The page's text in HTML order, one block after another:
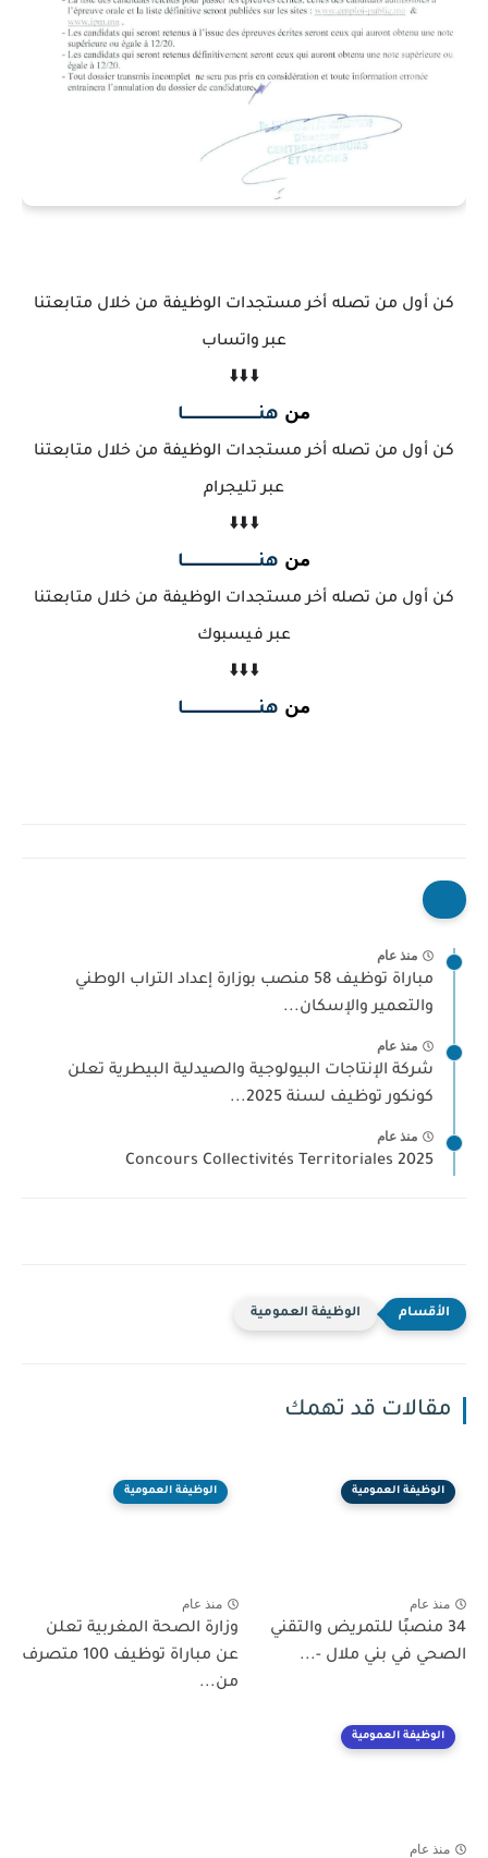
كن أول من تصله أخر مستجدات الوظيفة من خلال متابعتنا
عبر واتساب
⬇️⬇️⬇️
من هنــــــــــــــــــــــــــــــــــا
كن أول من تصله أخر مستجدات الوظيفة من خلال متابعتنا
عبر تليجرام
⬇️⬇️⬇️
من هنــــــــــــــــــــــــــــــــــا
كن أول من تصله أخر مستجدات الوظيفة من خلال متابعتنا
عبر فيسبوك
⬇️⬇️⬇️
من هنــــــــــــــــــــــــــــــــــا
منذ عام
مباراة توظيف 58 منصب بوزارة إعداد التراب الوطني
والتعمير والإسكان...
منذ عام
شركة الإنتاجات البيولوجية والصيدلية البيطرية تعلن
كونكور توظيف لسنة 2025...
منذ عام
Concours Collectivités Territoriales 2025
الوظيفة العمومية
مقالات قد تهمك
الوظيفة العمومية
منذ عام
34 منصبًا للتمريض والتقني
الصحي في بني ملال -...
الوظيفة العمومية
منذ عام
وزارة الصحة المغربية تعلن
عن مباراة توظيف 100 متصرف
من...
الوظيفة العمومية
منذ عام